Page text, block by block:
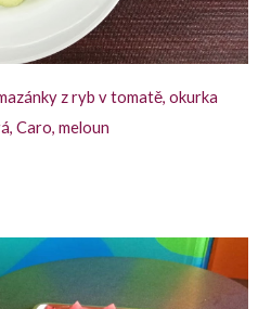
z ryb v tomatě, okurka
Caro, meloun